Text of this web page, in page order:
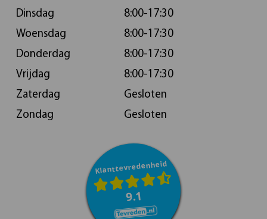
Dinsdag
8:00-17:30
Woensdag
8:00-17:30
Donderdag
8:00-17:30
Vrijdag
8:00-17:30
Zaterdag
Gesloten
Zondag
Gesloten
Klanttevredenheid
9.1